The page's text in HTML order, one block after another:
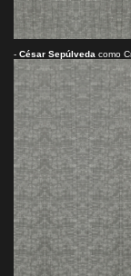
- César Sepúlveda como